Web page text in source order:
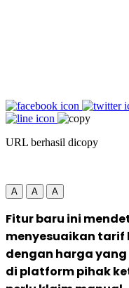
URL berhasil dicopy
A A A
Fitur baru ini
menyesuaikan tarif
dengan harga
di platform pihak